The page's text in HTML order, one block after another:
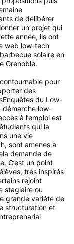
de délibérer
un projet qui
année, ils ont
web low-tech
solaire en
Grenoble.
pour
des
Enquêtes du Low-
démarche low-
à l’emploi est
qui la
une vie
sont amenés à
demande de
C’est un point
très inspirés
rejoint
stagiaire ou
grande variété de
structuration et